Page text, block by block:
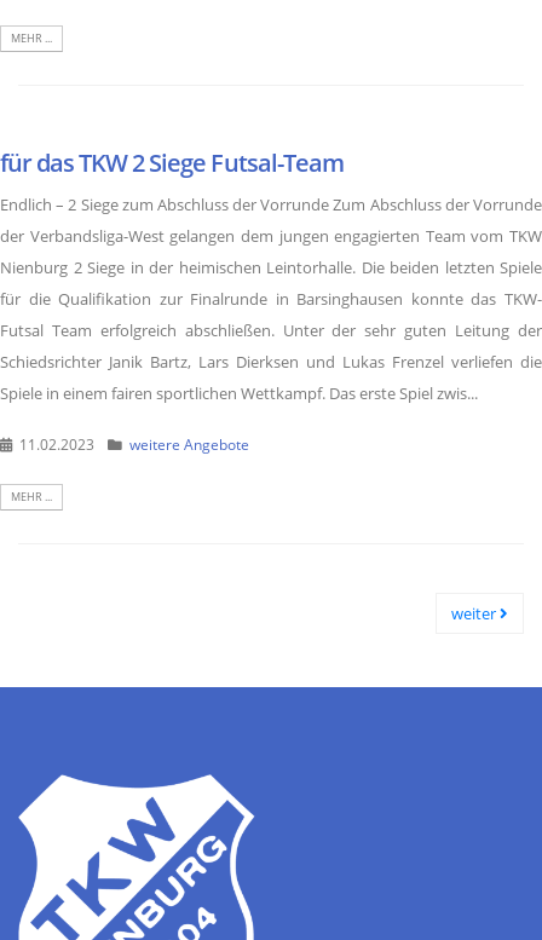
MEHR ...
für das TKW 2 Siege Futsal-Team
Endlich – 2 Siege zum Abschluss der Vorrunde Zum Abschluss der Vorrunde
der Verbandsliga-West gelangen dem jungen engagierten Team vom TKW
Nienburg 2 Siege in der heimischen Leintorhalle. Die beiden letzten Spiele
für die Qualifikation zur Finalrunde in Barsinghausen konnte das TKW-
Futsal Team erfolgreich abschließen. Unter der sehr guten Leitung der
Schiedsrichter Janik Bartz, Lars Dierksen und Lukas Frenzel verliefen die
Spiele in einem fairen sportlichen Wettkampf. Das erste Spiel zwis...
11.02.2023 weitere Angebote
MEHR ...
weiter